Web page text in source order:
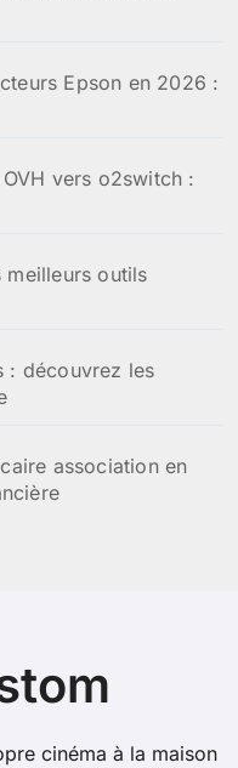
Epson en 2026 :
vers o2switch :
outils
: découvrez les
association en
cinéma à la maison